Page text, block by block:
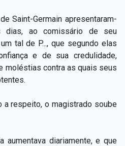
Saint-Germain apresentaram-
dias, ao comissário de seu
tal de P..., que segundo elas
e de sua credulidade,
moléstias contra as quais seus
a respeito, o magistrado soube
aumentava diariamente, e que